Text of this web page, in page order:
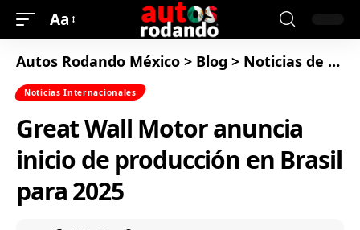
Aa
Autos Rodando México > Blog > Noticias de Autos
Noticias Internacionales
Great Wall Motor anuncia
inicio de producción en Brasil
para 2025